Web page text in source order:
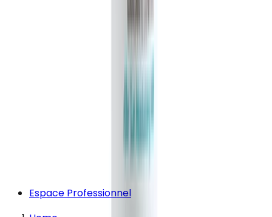
Espace Professionnel